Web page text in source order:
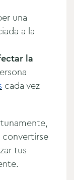
una
a la
la
cada vez
tus